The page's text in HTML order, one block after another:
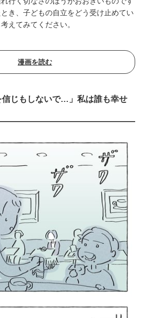
き、子どもの自立をどう受け止めてい
えてみてください。
漫画を読む
信じもしないで…」私は誰も幸せ